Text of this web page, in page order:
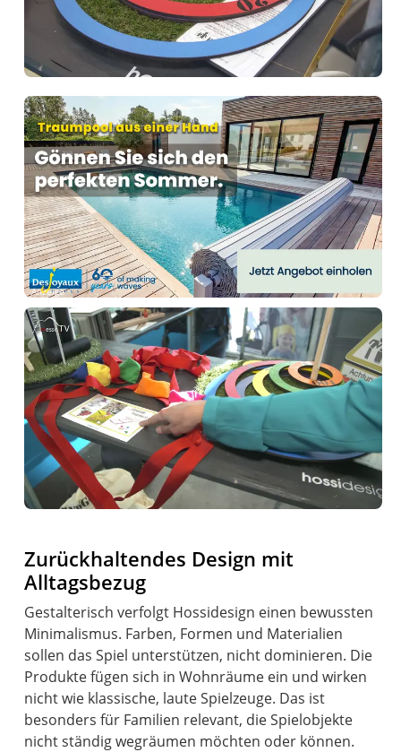
Anzeige
Zurückhaltendes Design mit
Alltagsbezug
Gestalterisch verfolgt Hossidesign einen bewussten
Minimalismus. Farben, Formen und Materialien
sollen das Spiel unterstützen, nicht dominieren. Die
Produkte fügen sich in Wohnräume ein und wirken
nicht wie klassische, laute Spielzeuge. Das ist
besonders für Familien relevant, die Spielobjekte
nicht ständig wegräumen möchten oder können.